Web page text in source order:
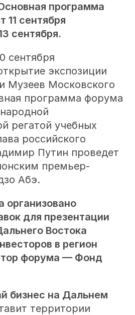
программа
11 сентября
сентября.
сентября
экспозиции
Музеев Московского
программа форума
регатой учебных
российского
Путин проведет
премьер-
Абэ.
организовано
для презентации
Востока
в регион
форума — Фонд
бизнес на Дальнем
территории